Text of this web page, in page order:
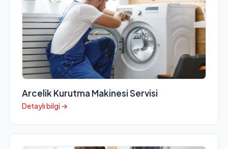
Arcelik Kurutma Makinesi Servisi
Detaylı bilgi →